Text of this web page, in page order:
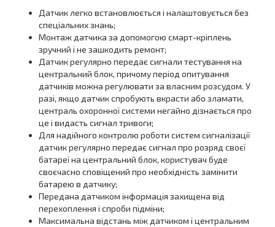
Датчик легко встановлюється і налаштовується без
спеціальних знань;
Монтаж датчика за допомогою смарт-кріплень
зручний і не зашкодить ремонт;
Датчик регулярно передає сигнали тестування на
центральний блок, причому період опитування
датчиків можна регулювати за власним розсудом. У
разі, якщо датчик спробують вкрасти або зламати,
централь охоронної системи негайно дізнається про
це і видасть сигнал тривоги;
Для надійного контролю роботи систем сигналізації
датчик регулярно передає сигнал про розряд своєї
батареї на центральний блок, користувач буде
своєчасно сповіщений про необхідність замінити
батарею в датчику;
Передана датчиком інформація захищена від
перехоплення і спроби підміни;
Максимальна відстань між датчиком і центральним